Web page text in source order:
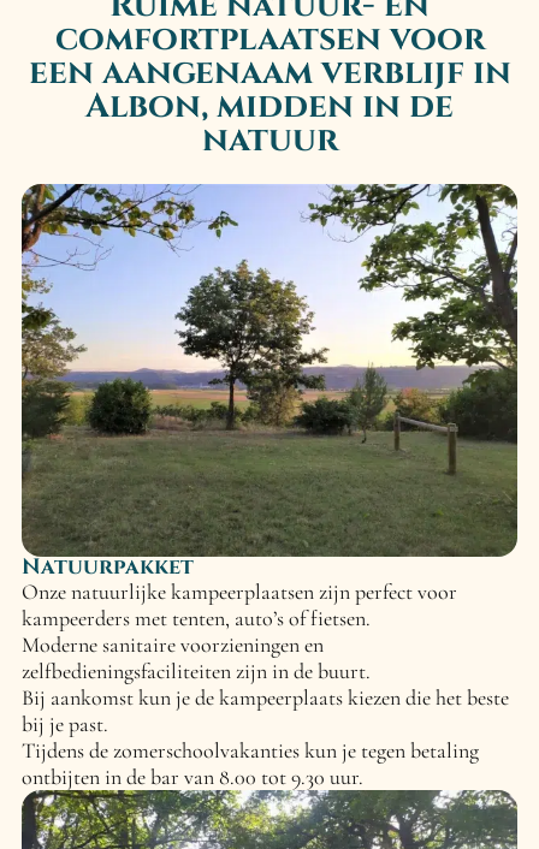
comfortplaatsen voor
een aangenaam verblijf in
Albon, midden in de
natuur
Natuurpakket
Onze natuurlijke kampeerplaatsen zijn perfect voor
kampeerders met tenten, auto’s of fietsen.
Moderne sanitaire voorzieningen en
zelfbedieningsfaciliteiten zijn in de buurt.
Bij aankomst kun je de kampeerplaats kiezen die het beste
bij je past.
Tijdens de zomerschoolvakanties kun je tegen betaling
ontbijten in de bar van 8.00 tot 9.30 uur.